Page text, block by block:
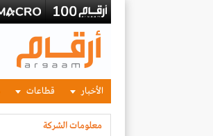
الأخبار قطاعات
معلومات الشركة